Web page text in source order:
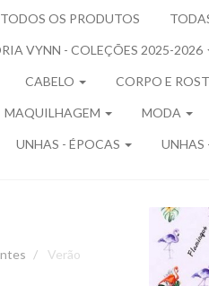
TODOS OS PRODUTOS
VYNN - COLEÇÕES 2025-2026
CABELO CORPO E
MAQUILHAGEM MODA
UNHAS - ÉPOCAS UNHAS
Verão